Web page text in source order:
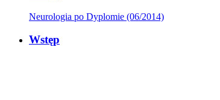
Neurologia po Dyplomie (06/2014)
Wstęp